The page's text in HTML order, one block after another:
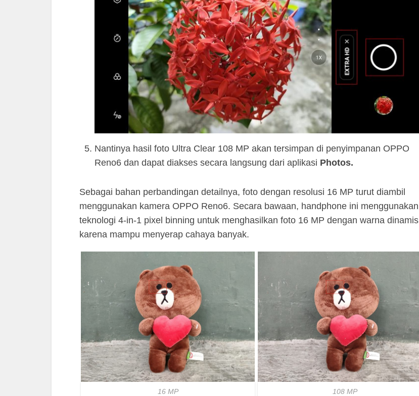
Nantinya hasil foto Ultra Clear 108 MP akan tersimpan di penyimpanan OPPO
Reno6 dan dapat diakses secara langsung dari aplikasi Photos.
Sebagai bahan perbandingan detailnya, foto dengan resolusi 16 MP turut diambil
menggunakan kamera OPPO Reno6. Secara bawaan, handphone ini menggunakan
teknologi 4-in-1 pixel binning untuk menghasilkan foto 16 MP dengan warna dinamis
karena mampu menyerap cahaya banyak.
16 MP 108 MP